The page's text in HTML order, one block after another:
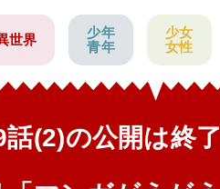
世界
少年
青年
少女
女性
話(2)の公開は終